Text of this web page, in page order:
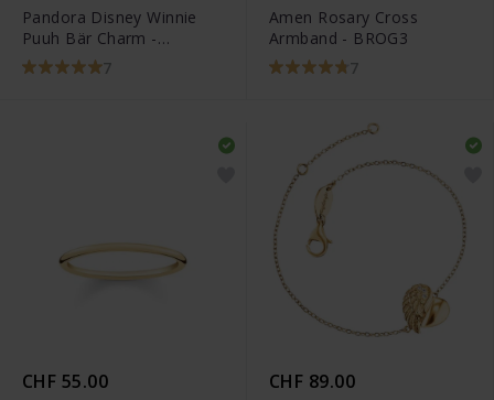
Pandora Disney Winnie
Puuh Bär Charm -
762212C017
Amen Rosary Cross
Armband - BROG3
7
CHF 55.00 CHF 89.00